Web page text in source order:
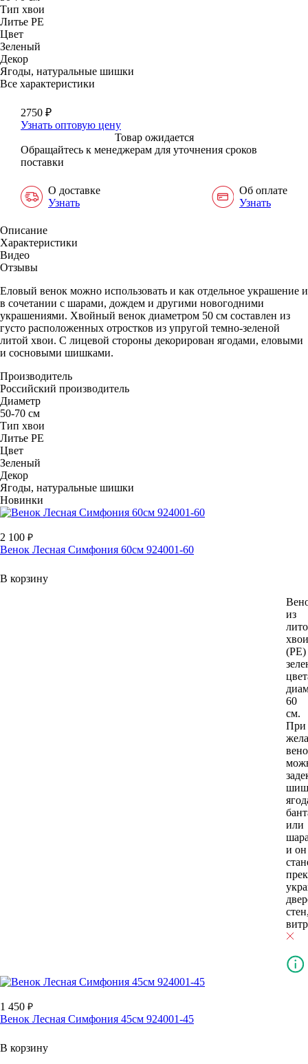
Тип хвои
Литье РЕ
Цвет
Зеленый
Декор
Ягоды, натуральные шишки
Все характеристики
2750 ₽
Узнать оптовую цену
Товар ожидается
Обращайтесь к менеджерам для уточнения сроков
поставки
О доставке
Узнать
Об оплате
Узнать
Описание
Характеристики
Видео
Отзывы
Еловый венок можно использовать и как отдельное украшение и
в сочетании с шарами, дождем и другими новогодними
украшениями. Хвойный венок диаметром 50 см составлен из
густо расположенных отростков из упругой темно-зеленой
литой хвои. С лицевой стороны декорирован ягодами, еловыми
и сосновыми шишками.
Производитель
Российский производитель
Диаметр
50-70 см
Тип хвои
Литье РЕ
Цвет
Зеленый
Декор
Ягоды, натуральные шишки
Новинки
2 100
Венок Лесная Симфония 60см 924001-60
В корзину
из
хвои
(РЕ)
60
см.
При
или
и он
1 450
Венок Лесная Симфония 45см 924001-45
В корзину